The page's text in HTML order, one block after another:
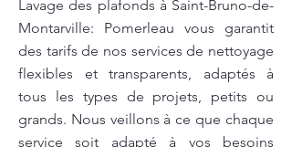
Lavage des plafonds à Saint-Bruno-de-
Montarville: Pomerleau vous garantit
des tarifs de nos services de nettoyage
flexibles et transparents, adaptés à
tous les types de projets, petits ou
grands. Nous veillons à ce que chaque
service soit adapté à vos besoins